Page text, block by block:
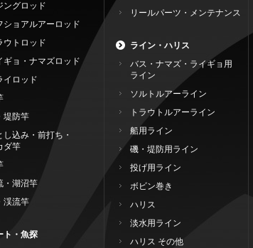
ングロッド
ショアルアーロッド
ウトロッド
ギョ・ナマズロッド
イロッド
堤防竿
し込み・前打ち・
ダ竿
・湖沼竿
渓流竿
ト・魚探
リールパーツ・メンテナンス
ライン・ハリス
バス・ナマズ・ライギョ用
ライン
ソルトルアーライン
トラウトルアーライン
船用ライン
磯・堤防用ライン
投げ用ライン
ボビン巻き
ハリス
淡水用ライン
ハリス その他